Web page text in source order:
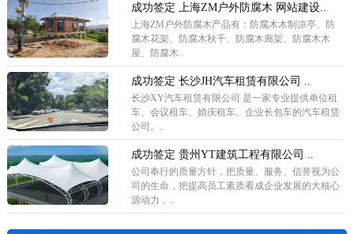
成功签定 上海ZM户外防腐木 网站建设..
上海ZM户外防腐木产品有：防腐木木制凉亭、防
腐木花架、防腐木秋千、防腐木廊架、防腐木木
屋、防腐木..
成功签定 长沙JH汽车租赁有限公司 ..
长沙XY汽车租赁有限公司 是一家专业提供单位租
车、会议租车、婚庆租车、企业长包车的汽车租赁
公司。..
成功签定 贵州YT建筑工程有限公司 ..
公司奉行的质量方针，把质量、服务、信誉视为公
司的生命，把提高员工素质看成企业发展的大核心
源动力，..